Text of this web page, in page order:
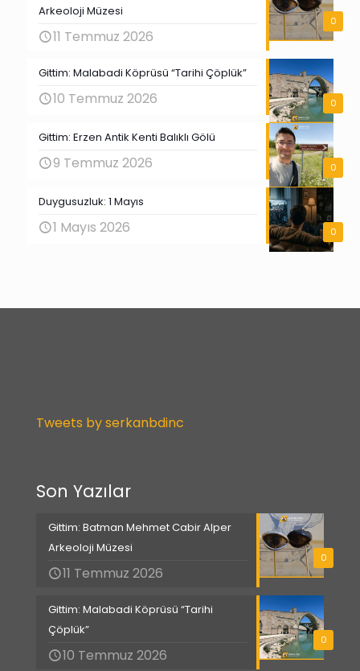
0
Arkeoloji Müzesi
11 Temmuz 2026
0
Gittim: Malabadi Köprüsü “Tarihi Çöplük”
10 Temmuz 2026
0
Gittim: Erzen Antik Kenti Balıklı Gölü
9 Temmuz 2026
0
Duygusuzluk: 1 Mayıs
1 Mayıs 2026
Tweets by serkanbdinc
Son Yazılar
0
Gittim: Batman Mehmet Cabir Alper
Arkeoloji Müzesi
11 Temmuz 2026
0
Gittim: Malabadi Köprüsü “Tarihi
Çöplük”
10 Temmuz 2026